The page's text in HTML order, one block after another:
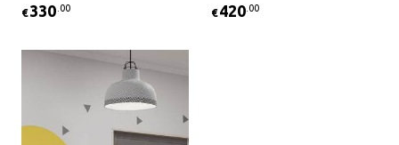
€ 330 .00 € 420 .00